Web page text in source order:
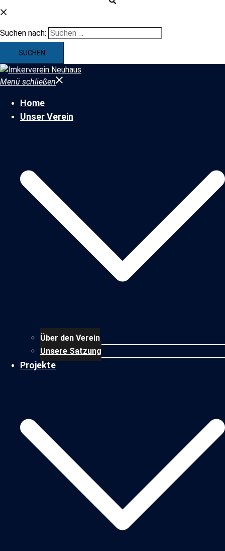
Suchen nach:
Menü schließen
Home
Unser Verein
Über den Verein
Unsere Satzung
Projekte